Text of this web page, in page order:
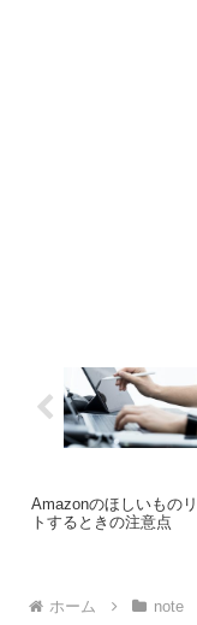
Amazonのほしいもの
トするときの注意点
ホーム note